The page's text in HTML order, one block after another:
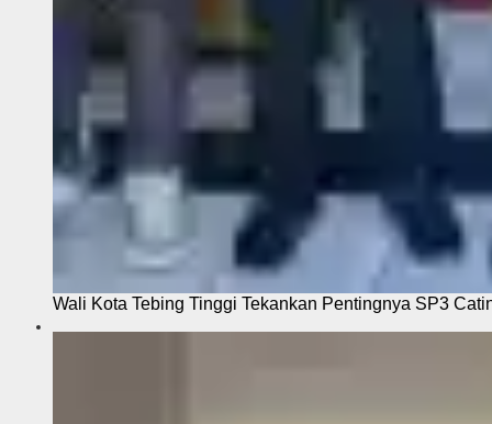
Wali Kota Tebing Tinggi Tekankan Pentingnya SP3